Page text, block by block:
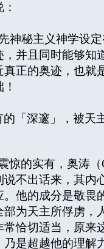
秘主义神学设
并且同时能够
正的奥迹，也
「深邃」，被
的实有，奥涛
不出话来，其
他的成分是敬
为天主所俘虏
恰切适当，原
是超越他的理